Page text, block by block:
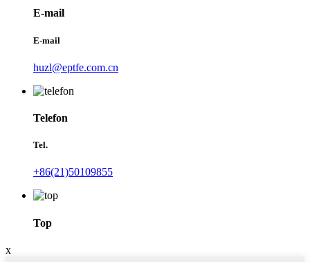
E-mail
E-mail
huzl@eptfe.com.cn
Telefon
Tel.
+86(21)50109855
Top
x